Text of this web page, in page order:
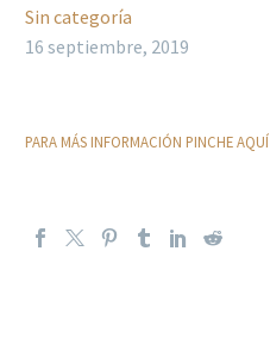
Sin categoría
16 septiembre, 2019
PARA MÁS INFORMACIÓN PINCHE AQUÍ